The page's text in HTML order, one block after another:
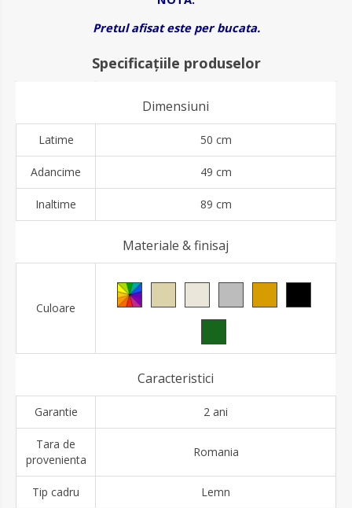
Pretul afisat este per bucata.
Specificațiile produselor
Dimensiuni
Latime 50 cm
Adancime 49 cm
Inaltime 89 cm
Materiale & finisaj
Culoare
Caracteristici
Garantie 2 ani
Tara de
provenienta
Romania
Tip cadru Lemn